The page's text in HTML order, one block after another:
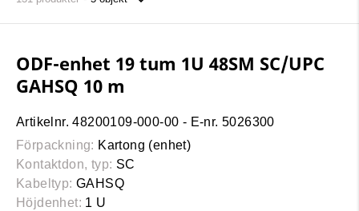
ODF-enhet 19 tum 1U 48SM SC/UPC
GAHSQ 10 m
Artikelnr. 48200109-000-00 - E-nr. 5026300
Förpackning: Kartong (enhet)
Kontaktdon, typ: SC
Kabeltyp: GAHSQ
Höjdenhet: 1 U